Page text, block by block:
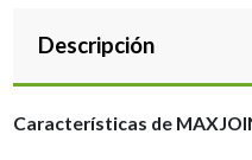
Descripción
Características de